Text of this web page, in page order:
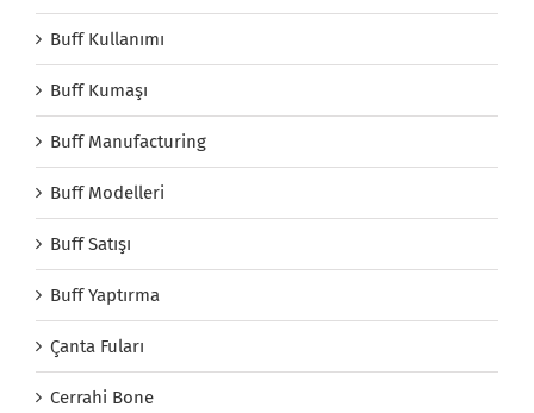
Buff Kullanımı
Buff Kumaşı
Buff Manufacturing
Buff Modelleri
Buff Satışı
Buff Yaptırma
Çanta Fuları
Cerrahi Bone